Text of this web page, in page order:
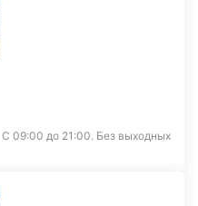
С 09:00 до 21:00. Без выходных